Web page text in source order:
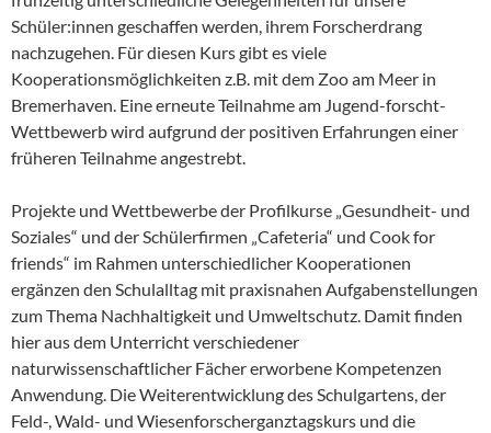
Schüler:innen geschaffen werden, ihrem Forscherdrang
nachzugehen. Für diesen Kurs gibt es viele
Kooperationsmöglichkeiten z.B. mit dem Zoo am Meer in
Bremerhaven. Eine erneute Teilnahme am Jugend-forscht-
Wettbewerb wird aufgrund der positiven Erfahrungen einer
früheren Teilnahme angestrebt.
Projekte und Wettbewerbe der Profilkurse „Gesundheit- und
Soziales“ und der Schülerfirmen „Cafeteria“ und Cook for
friends“ im Rahmen unterschiedlicher Kooperationen
ergänzen den Schulalltag mit praxisnahen Aufgabenstellungen
zum Thema Nachhaltigkeit und Umweltschutz. Damit finden
hier aus dem Unterricht verschiedener
naturwissenschaftlicher Fächer erworbene Kompetenzen
Anwendung. Die Weiterentwicklung des Schulgartens, der
Feld-, Wald- und Wiesenforscherganztagskurs und die